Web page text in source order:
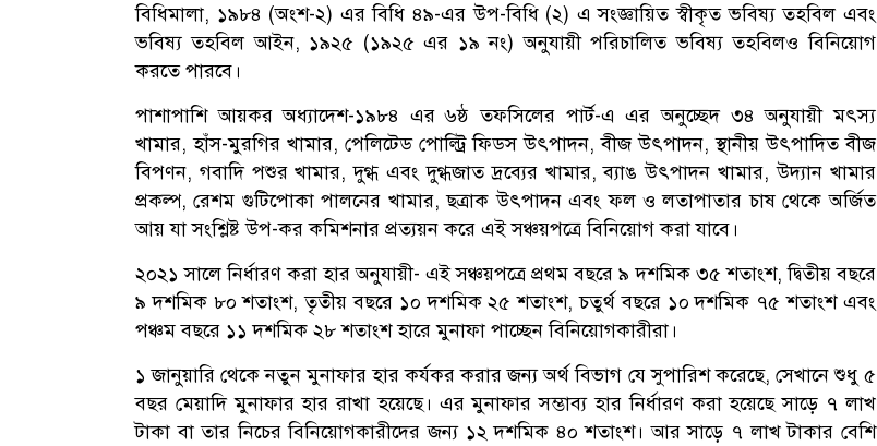
বিধিমালা, ১৯৮৪ (অংশ-২) এর বিধি ৪৯-এর উপ-বিধি (২) এ সংজ্ঞায়িত স্বীকৃত ভবিষ্য তহবিল এবং
ভবিষ্য তহবিল আইন, ১৯২৫ (১৯২৫ এর ১৯ নং) অনুযায়ী পরিচালিত ভবিষ্য তহবিলও বিনিয়োগ
করতে পারবে।
পাশাপাশি আয়কর অধ্যাদেশ-১৯৮৪ এর ৬ষ্ঠ তফসিলের পার্ট-এ এর অনুচ্ছেদ ৩৪ অনুযায়ী মৎস্য
খামার, হাঁস-মুরগির খামার, পেলিটেড পোল্ট্রি ফিডস উৎপাদন, বীজ উৎপাদন, স্থানীয় উৎপাদিত বীজ
বিপণন, গবাদি পশুর খামার, দুগ্ধ এবং দুগ্ধজাত দ্রব্যের খামার, ব্যাঙ উৎপাদন খামার, উদ্যান খামার
প্রকল্প, রেশম গুটিপোকা পালনের খামার, ছত্রাক উৎপাদন এবং ফল ও লতাপাতার চাষ থেকে অর্জিত
আয় যা সংশ্লিষ্ট উপ-কর কমিশনার প্রত্যয়ন করে এই সঞ্চয়পত্রে বিনিয়োগ করা যাবে।
২০২১ সালে নির্ধারণ করা হার অনুযায়ী- এই সঞ্চয়পত্রে প্রথম বছরে ৯ দশমিক ৩৫ শতাংশ, দ্বিতীয় বছরে
৯ দশমিক ৮০ শতাংশ, তৃতীয় বছরে ১০ দশমিক ২৫ শতাংশ, চতুর্থ বছরে ১০ দশমিক ৭৫ শতাংশ এবং
পঞ্চম বছরে ১১ দশমিক ২৮ শতাংশ হারে মুনাফা পাচ্ছেন বিনিয়োগকারীরা।
১ জানুয়ারি থেকে নতুন মুনাফার হার কর্যকর করার জন্য অর্থ বিভাগ যে সুপারিশ করেছে, সেখানে শুধু ৫
বছর মেয়াদি মুনাফার হার রাখা হয়েছে। এর মুনাফার সম্ভাব্য হার নির্ধারণ করা হয়েছে সাড়ে ৭ লাখ
টাকা বা তার নিচের বিনিয়োগকারীদের জন্য ১২ দশমিক ৪০ শতাংশ। আর সাড়ে ৭ লাখ টাকার বেশি